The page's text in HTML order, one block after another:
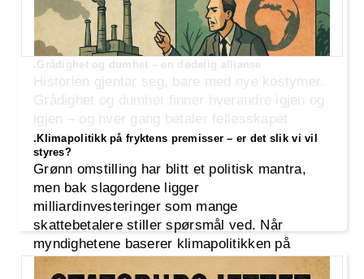
.Grådighet og dumhet – en dødelig allianse
Historien gjentar seg, bare med nye kostymer.
Grådighet og dumhet finner hverandre igjen og
igjen – og hver gang betaler fellesskapet
prisen.
.Klimapolitikk på fryktens premisser – er det slik vi vil
styres?
Grønn omstilling har blitt et politisk mantra,
men bak slagordene ligger
milliardinvesteringer som mange
skattebetalere stiller spørsmål ved. Når
myndighetene baserer klimapolitikken på
worst-case-scenarioer og fryktretorikk,